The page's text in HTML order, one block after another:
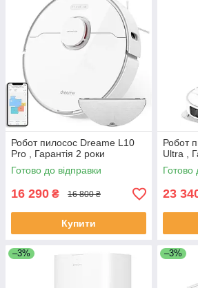
Робот пилосос Dreame L10
Pro , Гарантія 2 роки
Готово до відправки
16 290 ₴ 16 800 ₴
Купити
Робот
Ultra ,
Готово
23
–3% –3%